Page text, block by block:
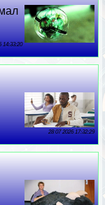
14:33:20
28 07 2026 17:32:29